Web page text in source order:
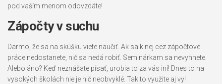
pod vaším menom odovzdáte!
Zápočty v suchu
Darmo, že sa na skúšku viete naučiť. Ak sa k nej cez zápočtové
práce nedostanete, nič sa nedá robiť. Seminárkam sa nevyhnete.
Alebo áno? Keď neznášate písať, urobia to za vás iní! Dnes to na
vysokých školách nie je nič neobvyklé. Tak to využite aj vy!